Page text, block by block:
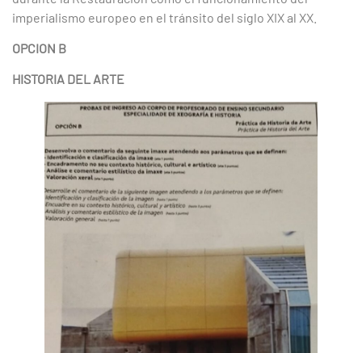
imperialismo europeo en el tránsito del siglo XIX al XX.
OPCION B
HISTORIA DEL ARTE